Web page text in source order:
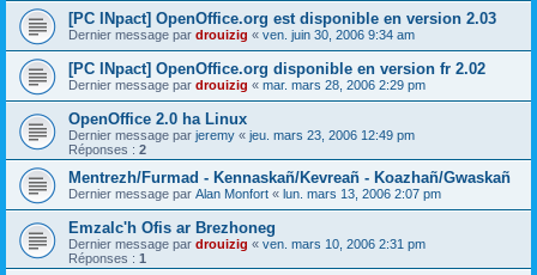
[PC INpact] OpenOffice.org est disponible en version 2.03
Dernier message par drouizig « ven. juin 30, 2006 9:34 am
[PC INpact] OpenOffice.org disponible en version fr 2.02
Dernier message par drouizig « mar. mars 28, 2006 2:29 pm
OpenOffice 2.0 ha Linux
Dernier message par jeremy « jeu. mars 23, 2006 12:49 pm
Réponses : 2
Mentrezh/Furmad - Kennaskañ/Kevreañ - Koazhañ/Gwaskañ
Dernier message par Alan Monfort « lun. mars 13, 2006 2:07 pm
Emzalc'h Ofis ar Brezhoneg
Dernier message par drouizig « ven. mars 10, 2006 2:31 pm
Réponses : 1